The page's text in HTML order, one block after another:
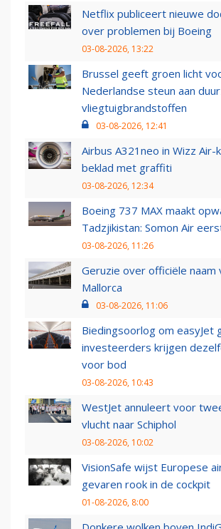
Netflix publiceert nieuwe
over problemen bij Boeing
03-08-2026, 13:22
Brussel geeft groen licht
Nederlandse steun aan
vliegtuigbrandstoffen
03-08-2026, 12:41
Airbus A321neo in Wizz Air-
beklad met graffiti
03-08-2026, 12:34
Boeing 737 MAX maakt
Tadzjikistan: Somon Air
03-08-2026, 11:26
Geruzie over officiële naam
Mallorca
03-08-2026, 11:06
Biedingsoorlog om easyJet
investeerders krijgen
voor bod
03-08-2026, 10:43
WestJet annuleert voor
vlucht naar Schiphol
03-08-2026, 10:02
VisionSafe wijst Europese
gevaren rook in de cockpit
01-08-2026, 8:00